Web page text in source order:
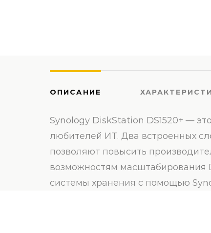
ОПИСАНИЕ
Synology DiskStation DS1520+ —
любителей ИТ. Два встроенных
позволяют повысить
возможностям масштабирования
системы хранения с помощью